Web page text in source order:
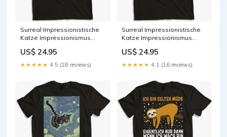
Surreal Impressionistische
Katze Impressionismus
US$ 24.95
★★★★★ 4.5 (18 reviews)
Surreal Impressionistische
Katze Impressionismus
Zwerghamsters
US$ 24.95
★★★★★ 4.1 (16 reviews)